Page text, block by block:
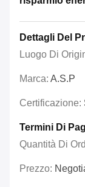
Dettagli Del
Luogo Di
Marca: A.S.P
Certificazione:
Termini Di
Quantità Di
Prezzo: